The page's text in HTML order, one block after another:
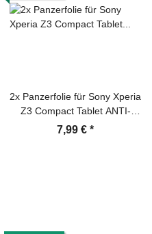
2x Panzerfolie für Sony Xperia
Z3 Compact Tablet ANTI-
SCHOCK Displayschutz KLAR
7,99 € *